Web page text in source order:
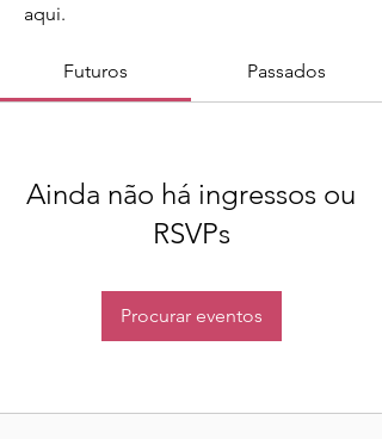
aqui.
Futuros Passados
Ainda não há ingressos ou
RSVPs
Procurar eventos